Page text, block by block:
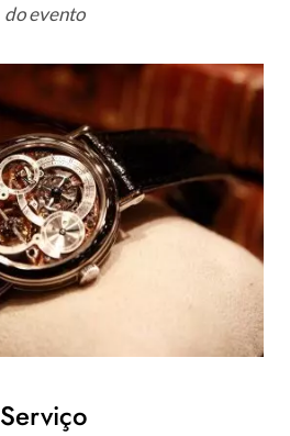
do evento
Serviço